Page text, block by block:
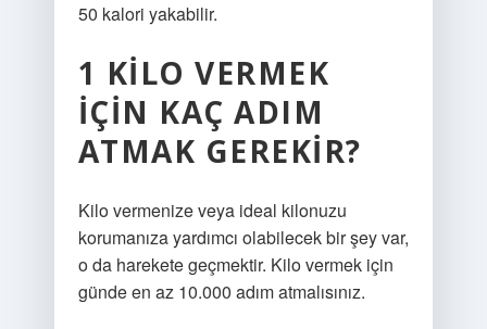
50 kalori yakabilir.
1 KILO VERMEK
IÇIN KAÇ ADIM
ATMAK GEREKIR?
Kilo vermenize veya ideal kilonuzu
korumanıza yardımcı olabilecek bir şey var,
o da harekete geçmektir. Kilo vermek için
günde en az 10.000 adım atmalısınız.